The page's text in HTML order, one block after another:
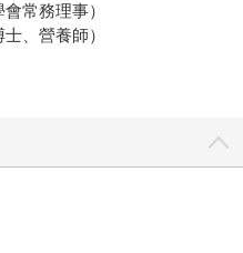
常務理事）
、營養師）